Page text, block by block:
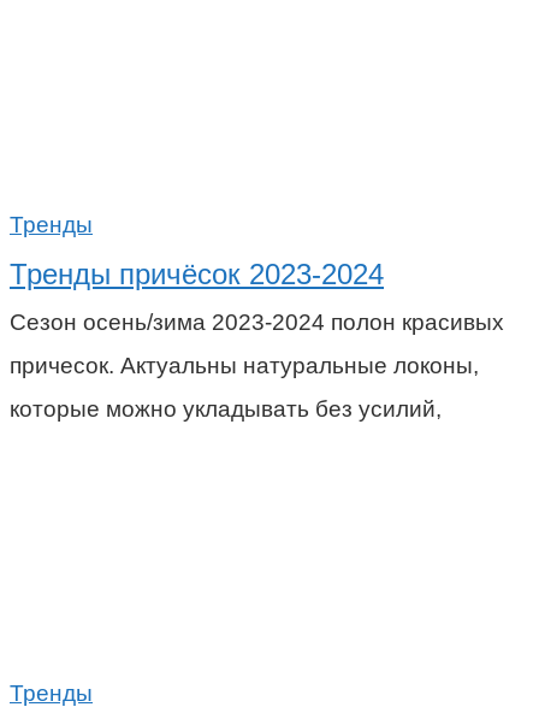
Тренды
Тренды причёсок 2023-2024
Сезон осень/зима 2023-2024 полон красивых
причесок. Актуальны натуральные локоны,
которые можно укладывать без усилий,
Тренды